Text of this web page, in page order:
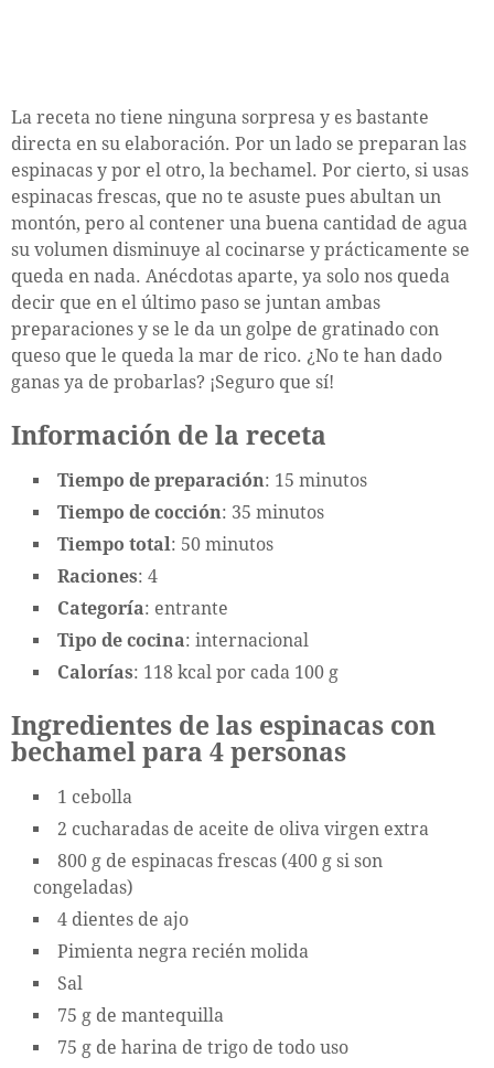
La receta no tiene ninguna sorpresa y es bastante
directa en su elaboración. Por un lado se preparan las
espinacas y por el otro, la bechamel. Por cierto, si usas
espinacas frescas, que no te asuste pues abultan un
montón, pero al contener una buena cantidad de agua
su volumen disminuye al cocinarse y prácticamente se
queda en nada. Anécdotas aparte, ya solo nos queda
decir que en el último paso se juntan ambas
preparaciones y se le da un golpe de gratinado con
queso que le queda la mar de rico. ¿No te han dado
ganas ya de probarlas? ¡Seguro que sí!
Información de la receta
Tiempo de preparación: 15 minutos
Tiempo de cocción: 35 minutos
Tiempo total: 50 minutos
Raciones: 4
Categoría: entrante
Tipo de cocina: internacional
Calorías: 118 kcal por cada 100 g
Ingredientes de las espinacas con
bechamel para 4 personas
1 cebolla
2 cucharadas de aceite de oliva virgen extra
800 g de espinacas frescas (400 g si son
congeladas)
4 dientes de ajo
Pimienta negra recién molida
Sal
75 g de mantequilla
75 g de harina de trigo de todo uso